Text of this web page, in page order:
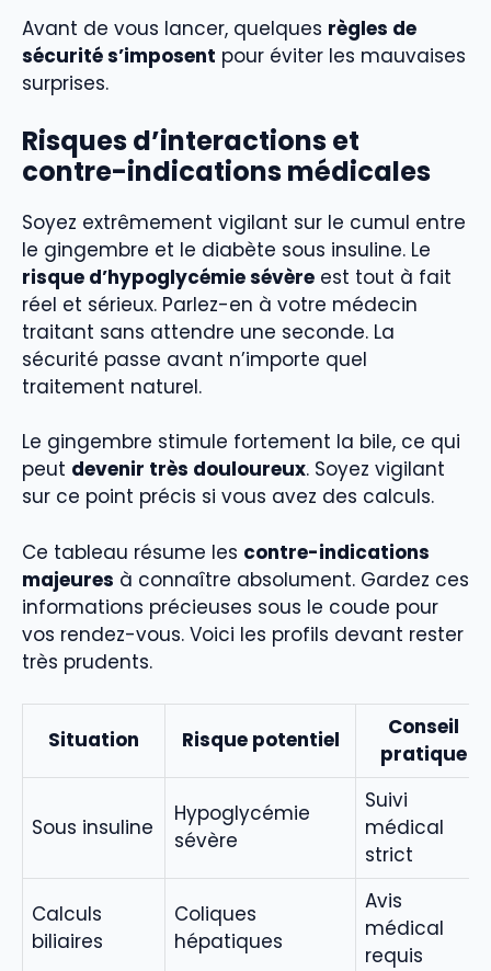
Avant de vous lancer, quelques règles de
sécurité s’imposent pour éviter les mauvaises
surprises.
Risques d’interactions et
contre-indications médicales
Soyez extrêmement vigilant sur le cumul entre
le gingembre et le diabète sous insuline. Le
risque d’hypoglycémie sévère est tout à fait
réel et sérieux. Parlez-en à votre médecin
traitant sans attendre une seconde. La
sécurité passe avant n’importe quel
traitement naturel.
Le gingembre stimule fortement la bile, ce qui
peut devenir très douloureux. Soyez vigilant
sur ce point précis si vous avez des calculs.
Ce tableau résume les contre-indications
majeures à connaître absolument. Gardez ces
informations précieuses sous le coude pour
vos rendez-vous. Voici les profils devant rester
très prudents.
Situation Risque potentiel
Conseil
pratique
Sous insuline
Hypoglycémie
sévère
Suivi
médical
strict
Calculs
biliaires
Coliques
hépatiques
Avis
médical
requis